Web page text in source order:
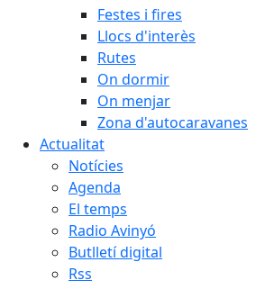
Festes i fires
Llocs d'interès
Rutes
On dormir
On menjar
Zona d'autocaravanes
Actualitat
Notícies
Agenda
El temps
Radio Avinyó
Butlletí digital
Rss